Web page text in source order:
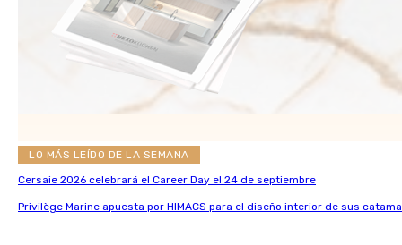
LO MÁS LEÍDO DE LA SEMANA
Cersaie 2026 celebrará el Career Day el 24 de septiembre
Privilège Marine apuesta por HIMACS para el diseño interior de sus